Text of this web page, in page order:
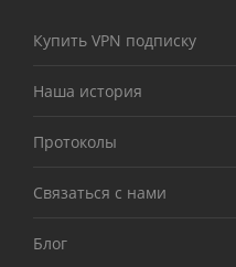
Купить VPN подписку
Наша история
Протоколы
Связаться с нами
Блог